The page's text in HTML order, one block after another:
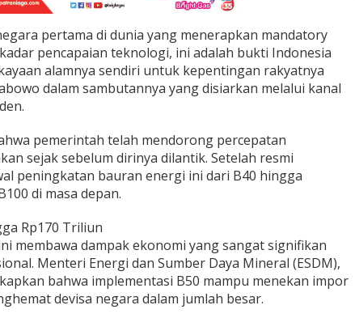
pertama di dunia yang menerapkan mandatory
pencapaian teknologi, ini adalah bukti Indonesia
alamnya sendiri untuk kepentingan rakyatnya
dalam sambutannya yang disiarkan melalui kanal
pemerintah telah mendorong percepatan
sejak sebelum dirinya dilantik. Setelah resmi
peningkatan bauran energi ini dari B40 hingga
di masa depan.
Rp170 Triliun
membawa dampak ekonomi yang sangat signifikan
Menteri Energi dan Sumber Daya Mineral (ESDM),
bahwa implementasi B50 mampu menekan impor
devisa negara dalam jumlah besar.